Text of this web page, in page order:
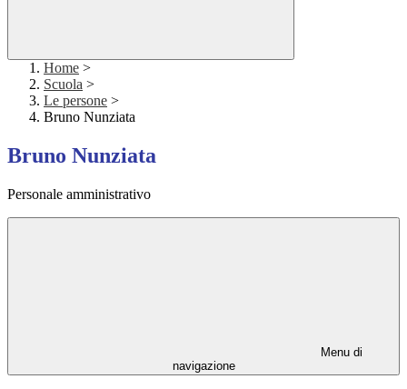
Home >
Scuola >
Le persone >
Bruno Nunziata
Bruno Nunziata
Personale amministrativo
Menu di
navigazione